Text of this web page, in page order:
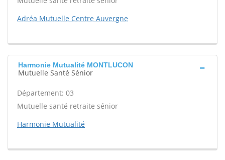
Adréa Mutuelle Centre Auvergne
Harmonie Mutualité MONTLUCON
Mutuelle Santé Sénior
Département: 03
Mutuelle santé retraite sénior
Harmonie Mutualité